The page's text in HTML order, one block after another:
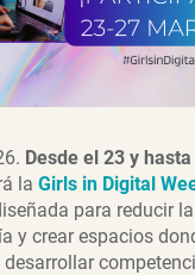
Desde el 23 y
la Girls in Digital
para reducir
y crear espacios